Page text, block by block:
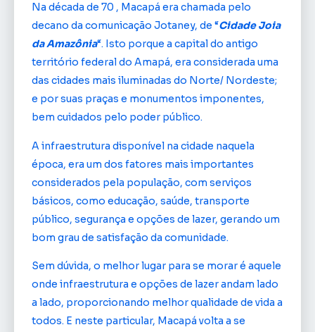
Na década de 70 , Macapá era chamada pelo
decano da comunicação Jotaney, de “Cidade Joia
da Amazônia“. Isto porque a capital do antigo
território federal do Amapá, era considerada uma
das cidades mais iluminadas do Norte/ Nordeste;
e por suas praças e monumentos imponentes,
bem cuidados pelo poder público.
A infraestrutura disponível na cidade naquela
época, era um dos fatores mais importantes
considerados pela população, com serviços
básicos, como educação, saúde, transporte
público, segurança e opções de lazer, gerando um
bom grau de satisfação da comunidade.
Sem dúvida, o melhor lugar para se morar é aquele
onde infraestrutura e opções de lazer andam lado
a lado, proporcionando melhor qualidade de vida a
todos. E neste particular, Macapá volta a se